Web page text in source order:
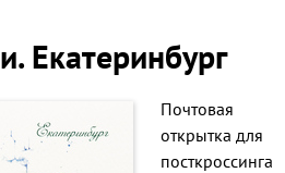
Екатеринбург
Почтовая
открытка для
посткроссинга